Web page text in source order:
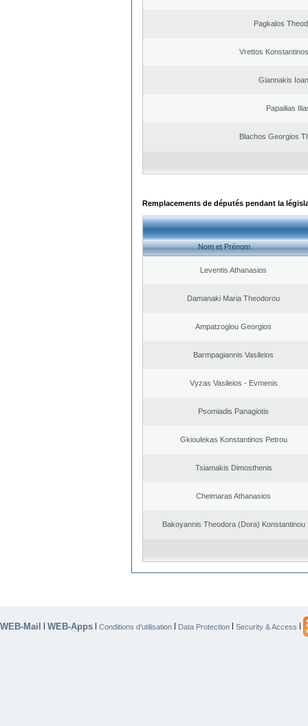
Pagkalos
Vrettos
Giannakis
Papailias
Blachos Georgios
Remplacements de députés pendant la
Nom et Prénom
Leventis Athanasios
Damanaki Maria Theodorou
Ampatzoglou Georgios
Barmpagiannis Vasileios
Vyzas Vasileios - Evmenis
Psomiadis Panagiotis
Gkioulekas Konstantinos Petrou
Tsiamakis Dimosthenis
Cheimaras Athanasios
Bakoyannis Theodora (Dora) Konstantinou
WEB-Mail | WEB-Apps | Conditions d’utilisation | Data Protection | Security & Access |